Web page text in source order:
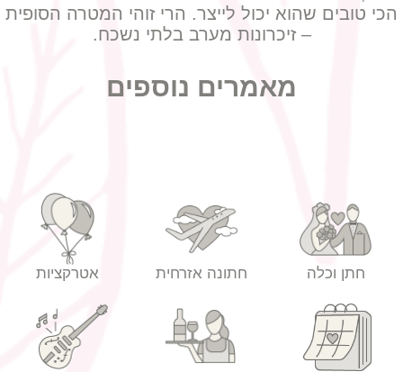
הכי טובים שהוא יכול לייצר. הרי זוהי המטרה הסופית
– זיכרונות מערב בלתי נשכח.
מאמרים נוספים
חתן וכלה חתונה אזרחית אטרקציות